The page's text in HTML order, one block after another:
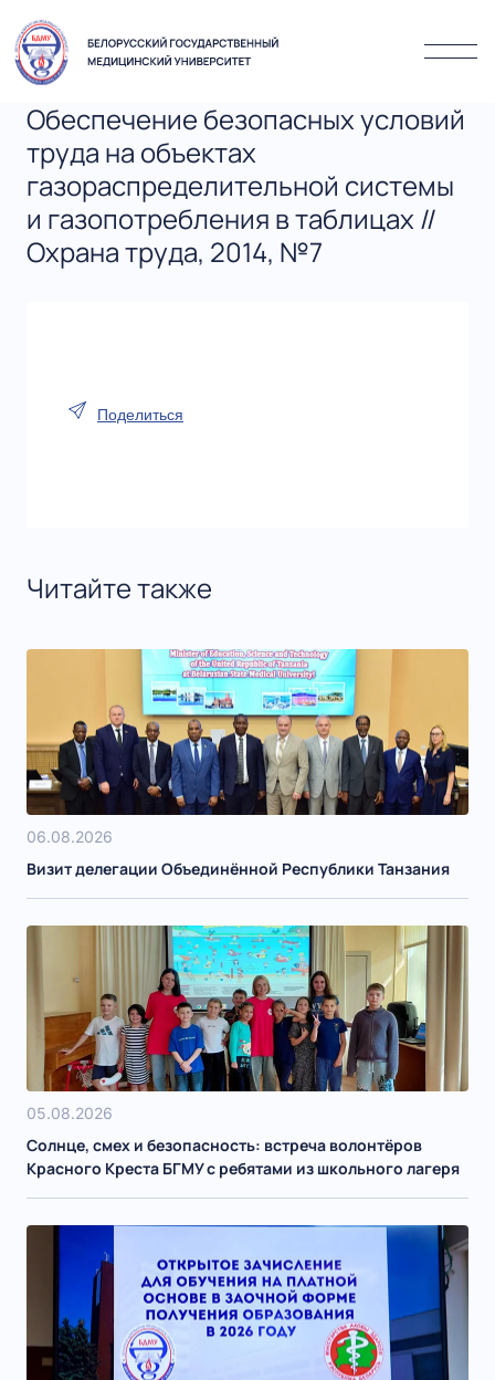
Обеспечение безопасных условий
труда на объектах
газораспределительной системы
и газопотребления в таблицах //
Охрана труда, 2014, №7
Поделиться
Читайте также
06.08.2026
Визит делегации Объединённой Республики Танзания
05.08.2026
Солнце, смех и безопасность: встреча волонтёров
Красного Креста БГМУ с ребятами из школьного лагеря